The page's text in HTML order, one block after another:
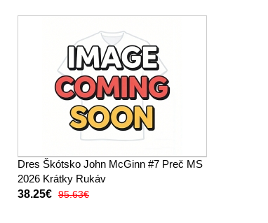
Dres Škótsko John McGinn #7 Preč MS
2026 Krátky Rukáv
38.25€ 95.63€